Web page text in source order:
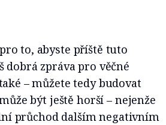
to, abyste příště tuto
zpráva pro věčné
– můžete tedy budovat
být ještě horší – nejenže
průchod dalším negativním